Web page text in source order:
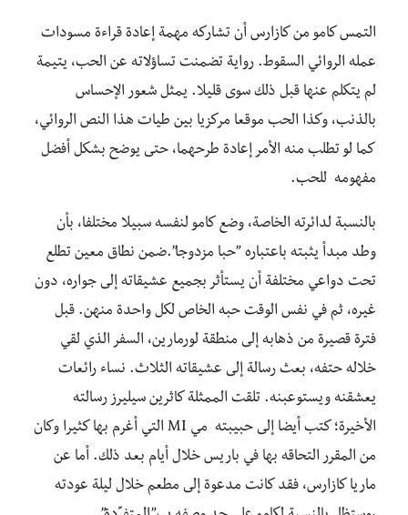
التمس كامو من كازارس أن تشاركه مهمة إعادة قراءة مسودات
عمله الروائي السقوط. رواية تضمنت تساؤلاته عن الحب، يتيمة
لم يتكلم عنها قبل ذلك سوى قليلا. يمثل شعور الإحساس
بالذنب، وكذا الحب موقعا مركزيا بين طيات هذا النص الروائي،
كما لو تطلب منه الأمر إعادة طرحهما، حتى يوضح بشكل أفضل
مفهومه للحب.
بالنسبة لدائرته الخاصة، وضع كامو لنفسه سبيلا مختلفا، بأن
وطد مبدأ يثبته باعتباره ”حبا مزدوجا”.ضمن نطاق معين تطلع
تحت دواعي مختلفة أن يستأثر بجميع عشيقاته إلى جواره، دون
غيره، ثم في نفس الوقت حبه الخاص لكل واحدة منهن. قبل
فترة قصيرة من ذهابه إلى منطقة لورمارين، السفر الذي لقي
خلاله حتفه، بعث رسالة إلى عشيقاته الثلاث. نساء رائعات
يعشقنه ويستوعبنه. تلقت الممثلة كاثرين سيليرز رسالته
الأخيرة؛ كتب أيضا إلى حبيبته مي MI التي أغرم بها كثيرا وكان
من المقرر التحاقه بها في باريس خلال أيام بعد ذلك. أما عن
ماريا كازارس، فقد كانت مدعوة إلى مطعم خلال ليلة عودته